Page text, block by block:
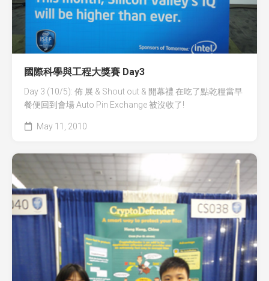
國際科學與工程大獎賽 Day3
Day 3 (10/5): 佈 展 & Shout out & 開幕禮 在吃了點乾糧當早
餐便回到會場 Auto Pin Exchange 被沒收了!
May 11, 2010